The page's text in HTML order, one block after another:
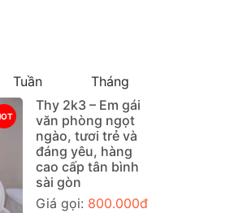
Tuần Tháng
Thy 2k3 – Em gái
văn phòng ngọt
ngào, tươi trẻ và
đáng yêu, hàng
cao cấp tân bình
sài gòn
Giá gọi: 800.000đ